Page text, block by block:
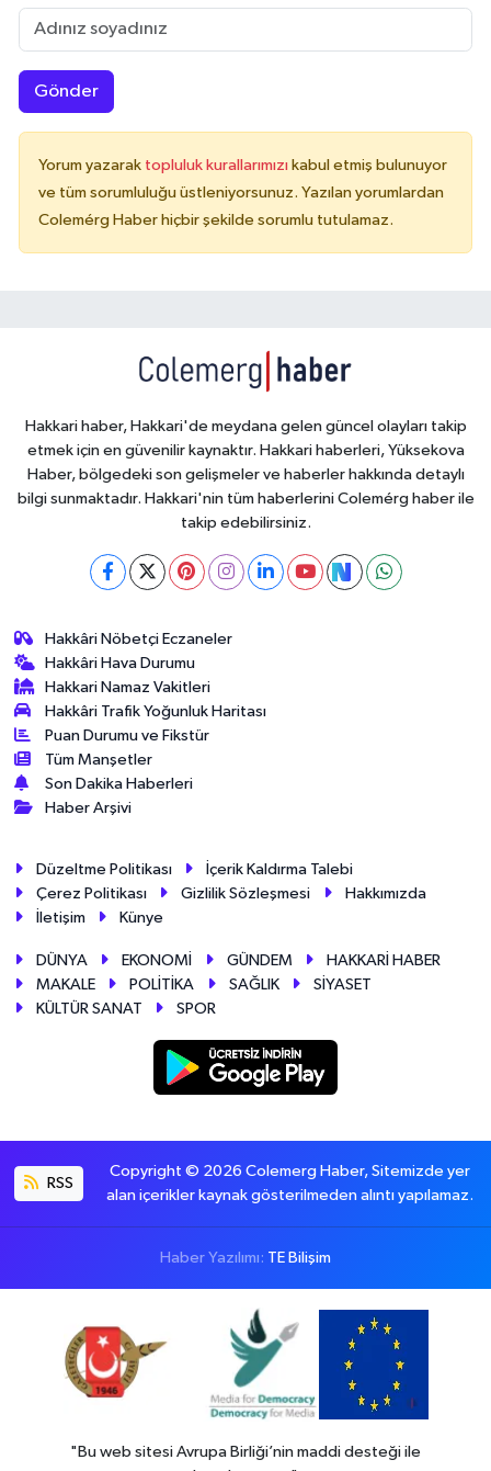
Gönder
Yorum yazarak topluluk kurallarımızı kabul etmiş bulunuyor
ve tüm sorumluluğu üstleniyorsunuz. Yazılan yorumlardan
Colemérg Haber hiçbir şekilde sorumlu tutulamaz.
Hakkari haber, Hakkari'de meydana gelen güncel olayları takip
etmek için en güvenilir kaynaktır. Hakkari haberleri, Yüksekova
Haber, bölgedeki son gelişmeler ve haberler hakkında detaylı
bilgi sunmaktadır. Hakkari'nin tüm haberlerini Colemérg haber ile
takip edebilirsiniz.
Hakkâri Nöbetçi Eczaneler
Hakkâri Hava Durumu
Hakkari Namaz Vakitleri
Hakkâri Trafik Yoğunluk Haritası
Puan Durumu ve Fikstür
Tüm Manşetler
Son Dakika Haberleri
Haber Arşivi
Düzeltme Politikası
İçerik Kaldırma Talebi
Çerez Politikası
Gizlilik Sözleşmesi
Hakkımızda
İletişim
Künye
DÜNYA EKONOMİ GÜNDEM
HAKKARİ HABER
MAKALE
POLİTİKA SAĞLIK
SİYASET
KÜLTÜR SANAT
SPOR
RSS
Copyright © 2026 Colemerg Haber, Sitemizde yer
alan içerikler kaynak gösterilmeden alıntı yapılamaz.
Haber Yazılımı: TE Bilişim
"Bu web sitesi Avrupa Birliği’nin maddi desteği ile